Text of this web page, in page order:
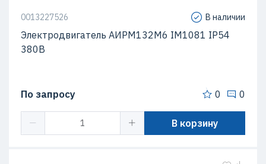
0013227526 В наличии
Электродвигатель АИРМ132M6 IM1081 IP54
380В
По запросу 0 0
В корзину